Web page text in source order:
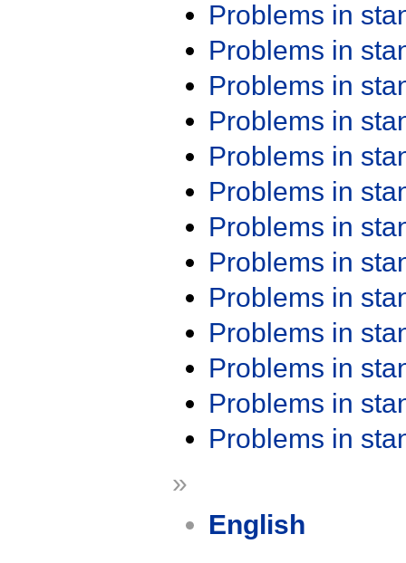
Problems in
Problems in
Problems in
Problems in
Problems in
Problems in
Problems in
Problems in
Problems in
Problems in
Problems in
Problems in
Problems in
»
English